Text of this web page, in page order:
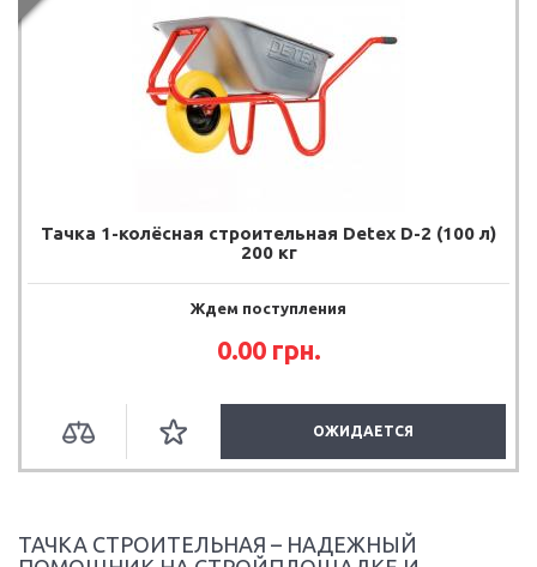
Тачка 1-колёсная строительная Detex D-2 (100 л)
200 кг
Ждем поступления
0.00 грн.
ОЖИДАЕТСЯ
ТАЧКА СТРОИТЕЛЬНАЯ – НАДЕЖНЫЙ